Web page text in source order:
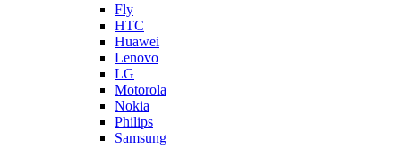
Fly
HTC
Huawei
Lenovo
LG
Motorola
Nokia
Philips
Samsung